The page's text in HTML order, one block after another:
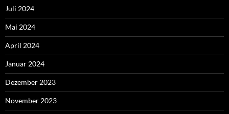
Juli 2024
Mai 2024
April 2024
Januar 2024
Dezember 2023
November 2023